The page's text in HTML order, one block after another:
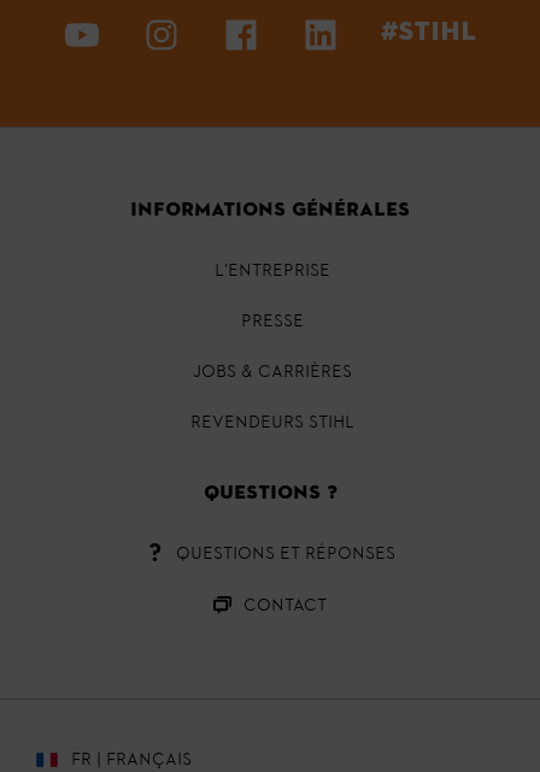
#STIHL
INFORMATIONS GÉNÉRALES
L'ENTREPRISE
PRESSE
JOBS & CARRIÈRES
REVENDEURS STIHL
QUESTIONS ?
QUESTIONS ET RÉPONSES
CONTACT
FR | FRANÇAIS